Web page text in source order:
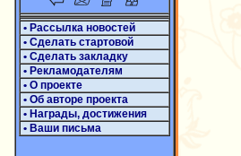
• Рассылка новостей
• Сделать стартовой
• Сделать закладку
• Рекламодателям
• О проекте
• Об авторе проекта
• Награды, достижения
• Ваши письма